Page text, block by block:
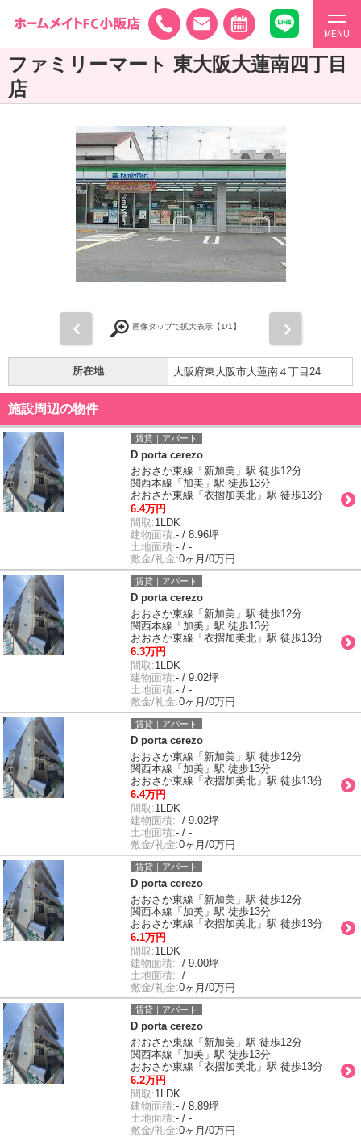
MENU
ファミリーマート 東大阪大蓮南四丁目
店
画像タップで拡大表示【1/1】
所在地 大阪府東大阪市大蓮南４丁目24
施設周辺の物件
賃貸｜アパート
D porta cerezo
おおさか東線「新加美」駅 徒歩12分
関西本線「加美」駅 徒歩13分
おおさか東線「衣摺加美北」駅 徒歩13分
6.4万円
間取:1LDK
建物面積:- / 8.96坪
土地面積:- / -
敷金/礼金:0ヶ月/0万円
賃貸｜アパート
D porta cerezo
おおさか東線「新加美」駅 徒歩12分
関西本線「加美」駅 徒歩13分
おおさか東線「衣摺加美北」駅 徒歩13分
6.3万円
間取:1LDK
建物面積:- / 9.02坪
土地面積:- / -
敷金/礼金:0ヶ月/0万円
賃貸｜アパート
D porta cerezo
おおさか東線「新加美」駅 徒歩12分
関西本線「加美」駅 徒歩13分
おおさか東線「衣摺加美北」駅 徒歩13分
6.4万円
間取:1LDK
建物面積:- / 9.02坪
土地面積:- / -
敷金/礼金:0ヶ月/0万円
賃貸｜アパート
D porta cerezo
おおさか東線「新加美」駅 徒歩12分
関西本線「加美」駅 徒歩13分
おおさか東線「衣摺加美北」駅 徒歩13分
6.1万円
間取:1LDK
建物面積:- / 9.00坪
土地面積:- / -
敷金/礼金:0ヶ月/0万円
賃貸｜アパート
D porta cerezo
おおさか東線「新加美」駅 徒歩12分
関西本線「加美」駅 徒歩13分
おおさか東線「衣摺加美北」駅 徒歩13分
6.2万円
間取:1LDK
建物面積:- / 8.89坪
土地面積:- / -
敷金/礼金:0ヶ月/0万円